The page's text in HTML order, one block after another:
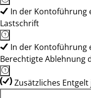
In der Kontoführung
Lastschrift
In der Kontoführung
Berechtigte Ablehnung
Zusätzliches